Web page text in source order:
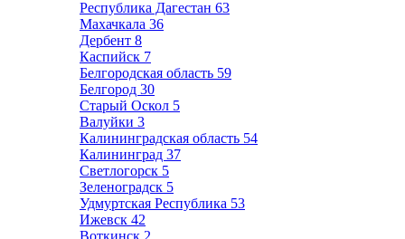
Республика Дагестан 63
Махачкала 36
Дербент 8
Каспийск 7
Белгородская область 59
Белгород 30
Старый Оскол 5
Валуйки 3
Калининградская область 54
Калининград 37
Светлогорск 5
Зеленоградск 5
Удмуртская Республика 53
Ижевск 42
Воткинск 2